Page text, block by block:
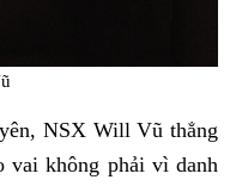
NSX Will Vũ thẳng
vai không phải vì danh